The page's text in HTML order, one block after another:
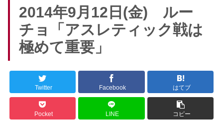
2014年9月12日(金) ルー
チョ「アスレティック戦は
極めて重要」
Twitter Facebook はてブ
Pocket LINE コピー